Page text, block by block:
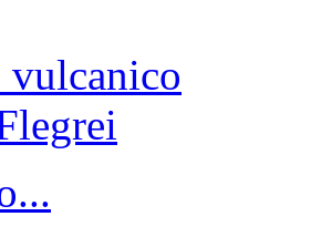
vulcanico